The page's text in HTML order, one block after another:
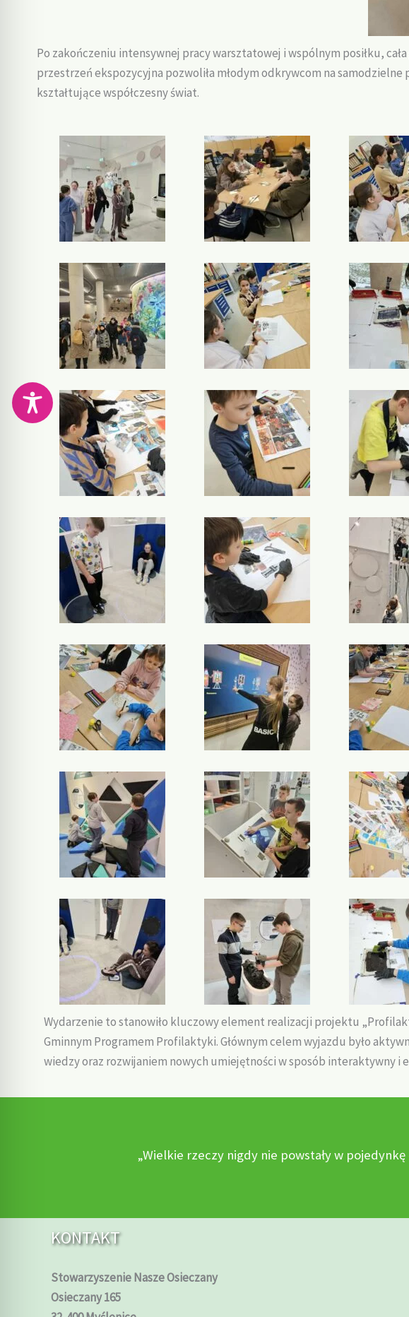
Po zakończeniu intensywnej pracy warsztatowej i wspólnym posiłku,
przestrzeń ekspozycyjna pozwoliła młodym odkrywcom na
kształtujące współczesny świat.
Wydarzenie to stanowiło kluczowy element realizacji projektu
Gminnym Programem Profilaktyki. Głównym celem wyjazdu było
wiedzy oraz rozwijaniem nowych umiejętności w sposób interaktywny i
„Wielkie rzeczy nigdy nie powstały w
KONTAKT
Stowarzyszenie Nasze Osieczany
Osieczany 165